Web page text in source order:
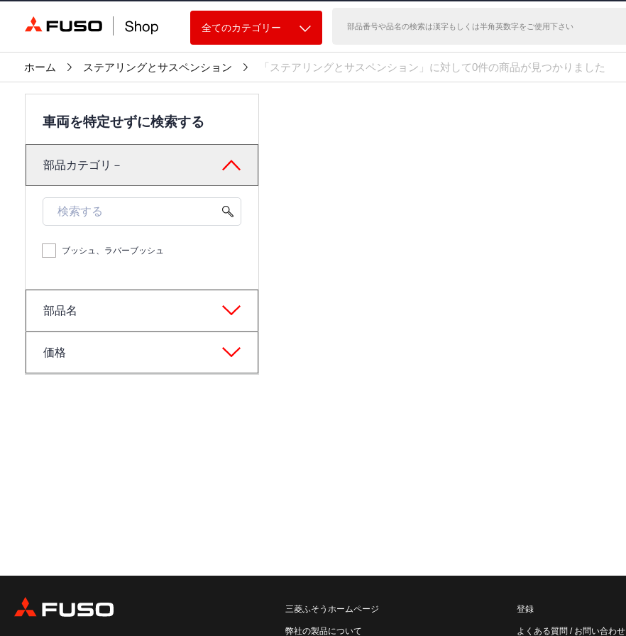
全てのカテゴリー
ホーム ステアリングとサスペンション 「ステアリングとサスペンション」に対して0件の商品が見つかりました
車両を特定せずに検索する
部品カテゴリ－
ブッシュ、ラバーブッシュ
部品名
価格
三菱ふそうホームページ
弊社の製品について
登録
よくある質問 / お問い合わせ